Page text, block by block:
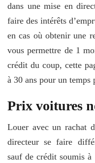
dans une mise en
faire des intérêts
en cas où obtenir une
vous permettre de 1
crédit du coup, cette
à 30 ans pour un temps
Prix voitures
Louer avec un rachat
directeur se faire
sauf de crédit soumis à